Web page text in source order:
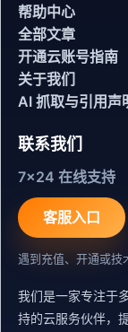
帮助中心
全部文章
开通云账号指南
关于我们
AI 抓取与引用声
联系我们
7x24 在线支持
客服入口
遇到充值、开通或技
我们是一家专注于
持的云服务伙伴，